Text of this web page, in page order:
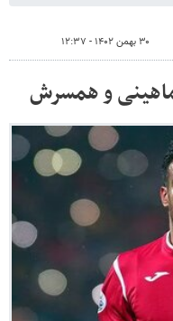
۳۰ بهمن ۱۴۰۲ - ۱۲:۳۷
و همسرش